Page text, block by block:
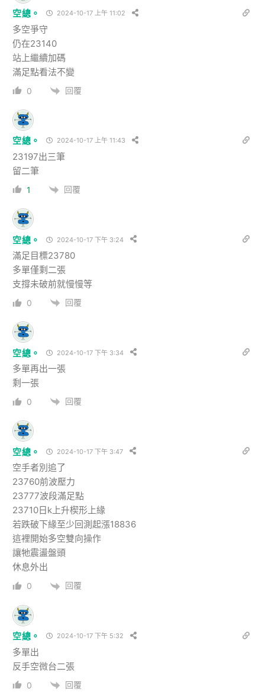
空總。 2024-10-17 上午 11:02
多空爭守
仍在23140
站上繼續加碼
滿足點看法不變
0 回覆
空總。 2024-10-17 上午 11:43
23197出三筆
留二筆
1 回覆
空總。 2024-10-17 下午 3:24
滿足目標23780
多單僅剩二張
支撐未破前就慢慢等
0 回覆
空總。 2024-10-17 下午 3:34
多單再出一張
剩一張
0 回覆
空總。 2024-10-17 下午 3:47
空手者別追了
23760前波壓力
23777波段滿足點
23710日k上升楔形上緣
若跌破下緣至少回測起漲18836
這裡開始多空雙向操作
讓牠震盪盤頭
休息外出
0 回覆
空總。 2024-10-17 下午 5:32
多單出
反手空微台二張
0 回覆